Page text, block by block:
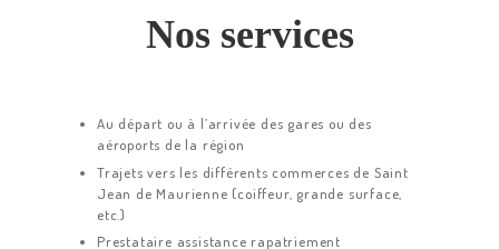
Nos services
Au départ ou à l’arrivée des gares ou des
aéroports de la région
Trajets vers les différents commerces de Saint
Jean de Maurienne (coiffeur, grande surface,
etc.)
Prestataire assistance rapatriement